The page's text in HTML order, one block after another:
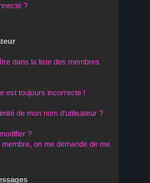
?
dans la liste des membres
est toujours incorrecte !
de mon nom d’utilisateur ?
?
membre, on me demande de me